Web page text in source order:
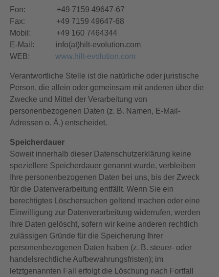
Fon: +49 7159 49647-67
Fax: +49 7159 49647-68
Mobil: +49 160 7464344
E-Mail: info(at)hilt-evolution.com
WEB: www.hilt-evolution.com
Verantwortliche Stelle ist die natürliche oder juristische
Person, die allein oder gemeinsam mit anderen über die
Zwecke und Mittel der Verarbeitung von
personenbezogenen Daten (z. B. Namen, E-Mail-
Adressen o. Ä.) entscheidet.
Speicherdauer
Soweit innerhalb dieser Datenschutzerklärung keine
speziellere Speicherdauer genannt wurde, verbleiben
Ihre personenbezogenen Daten bei uns, bis der Zweck
für die Datenverarbeitung entfällt. Wenn Sie ein
berechtigtes Löschersuchen geltend machen oder eine
Einwilligung zur Datenverarbeitung widerrufen, werden
Ihre Daten gelöscht, sofern wir keine anderen rechtlich
zulässigen Gründe für die Speicherung Ihrer
personenbezogenen Daten haben (z. B. steuer- oder
handelsrechtliche Aufbewahrungsfristen); im
letztgenannten Fall erfolgt die Löschung nach Fortfall